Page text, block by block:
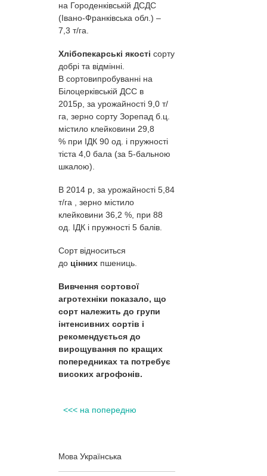
на Городенківській ДСДС
(Івано-Франківська обл.) –
7,3 т/га.
Хлібопекарські якості сорту
добрі та відмінні.
В сортовипробуванні на
Білоцерківській ДСС в
2015р, за урожайності 9,0 т/
га, зерно сорту Зорепад б.ц.
містило клейковини 29,8
% при ІДК 90 од. і пружності
тіста 4,0 бала (за 5-бальною
шкалою).
В 2014 р, за урожайності 5,84
т/га , зерно містило
клейковини 36,2 %, при 88
од. ІДК і пружності 5 балів.
Сорт відноситься
до цінних пшениць.
Вивчення сортової
агротехніки показало, що
сорт належить до групи
інтенсивних сортів і
рекомендується до
вирощування по кращих
попередниках та потребує
високих агрофонів.
<<< на попередню
МоваУкраїнська